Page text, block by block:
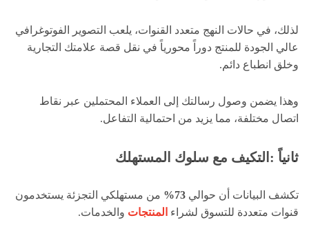
لذلك، في حالات النهج متعدد القنوات، يلعب التصوير الفوتوغرافي
عالي الجودة للمنتج دوراً محورياً في نقل قصة علامتك التجارية
وخلق انطباع دائم.
وهذا يضمن وصول رسالتك إلى العملاء المحتملين عبر نقاط
اتصال مختلفة، مما يزيد من احتمالية التفاعل.
ثانياً :التكيف مع سلوك المستهلك
تكشف البيانات أن حوالي 73%
من مستهلكي التجزئة يستخدمون
قنوات متعددة للتسوق لشراء المنتجات والخدمات.